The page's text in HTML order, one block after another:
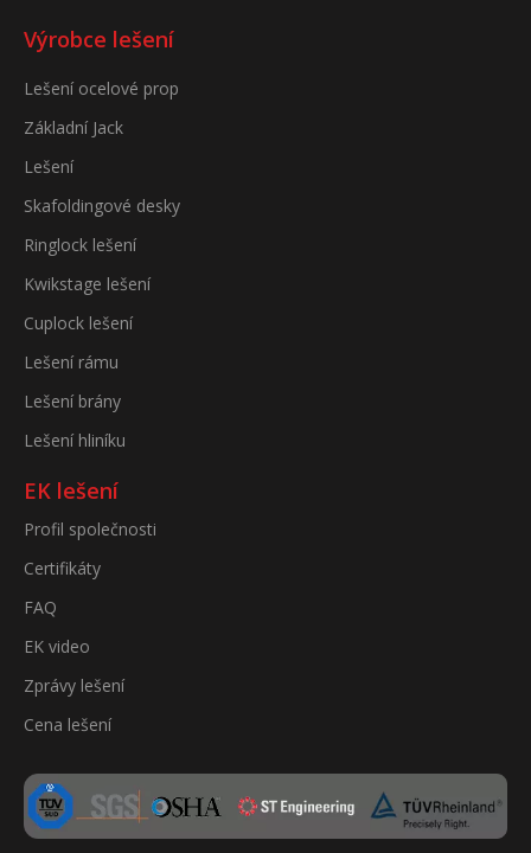
Výrobce lešení
Lešení ocelové prop
Základní Jack
Lešení
Skafoldingové desky
Ringlock lešení
Kwikstage lešení
Cuplock lešení
Lešení rámu
Lešení brány
Lešení hliníku
EK lešení
Profil společnosti
Certifikáty
FAQ
EK video
Zprávy lešení
Cena lešení